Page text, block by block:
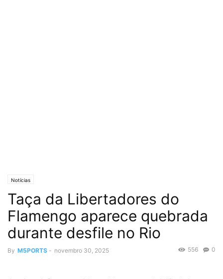
Notícias
Taça da Libertadores do
Flamengo aparece quebrada
durante desfile no Rio
By M5PORTS - novembro 30, 2025 0
556